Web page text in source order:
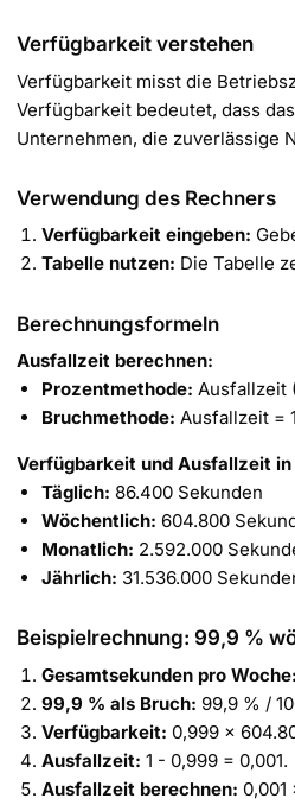
Verfügbarkeit verstehen
Verfügbarkeit misst die
Verfügbarkeit bedeutet, dass
Unternehmen, die zuverlässige
Verwendung des Rechners
Verfügbarkeit eingeben:
Tabelle nutzen: Die Tabelle
Berechnungsformeln
Ausfallzeit berechnen:
Prozentmethode: Ausfallzeit
Bruchmethode: Ausfallzeit =
Verfügbarkeit und Ausfallzeit in
Täglich: 86.400 Sekunden
Wöchentlich: 604.800
Monatlich: 2.592.000
Jährlich: 31.536.000
Beispielrechnung: 99,9 %
Gesamtsekunden pro Woche:
99,9 % als Bruch: 99,9 % /
Verfügbarkeit: 0,999 ×
Ausfallzeit: 1 - 0,999 = 0,001.
Ausfallzeit berechnen: 0,001